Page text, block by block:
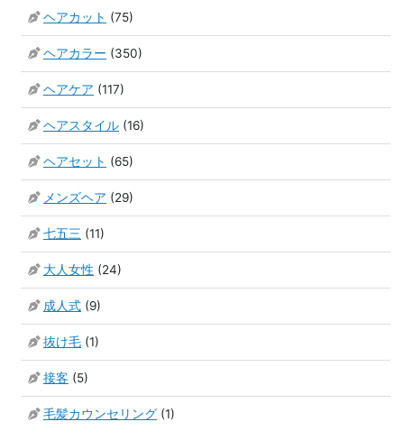
ヘアカット (75)
ヘアカラー (350)
ヘアケア (117)
ヘアスタイル (16)
ヘアセット (65)
メンズヘア (29)
七五三 (11)
大人女性 (24)
成人式 (9)
抜け毛 (1)
接客 (5)
毛髪カウンセリング (1)